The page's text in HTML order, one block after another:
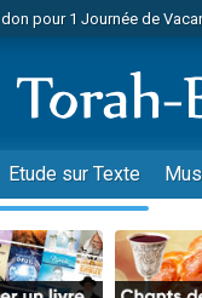
pour 1 Journée de
sur WhatsApp
sur Zoom
don pour Diane, 80 ans,
sur WhatsApp
sur WhatsApp
Etude sur Texte